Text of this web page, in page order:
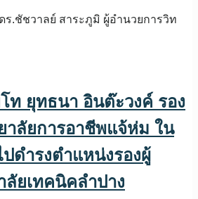
.ชัชวาลย์ สาระภูมิ ผู้อำนวยการวิท
ท ยุทธนา อินต๊ะวงค์ รอง
าลัยการอาชีพแจ้ห่ม ใน
ดำรงตำแหน่งรองผู้
ลัยเทคนิคลำปาง